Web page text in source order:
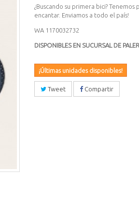
¿Buscando su primera bici? Tenemos
encantar. Enviamos a todo el país!
WA 1170032732
DISPONIBLES EN SUCURSAL DE
¡Últimas unidades disponibles!
Tweet Compartir